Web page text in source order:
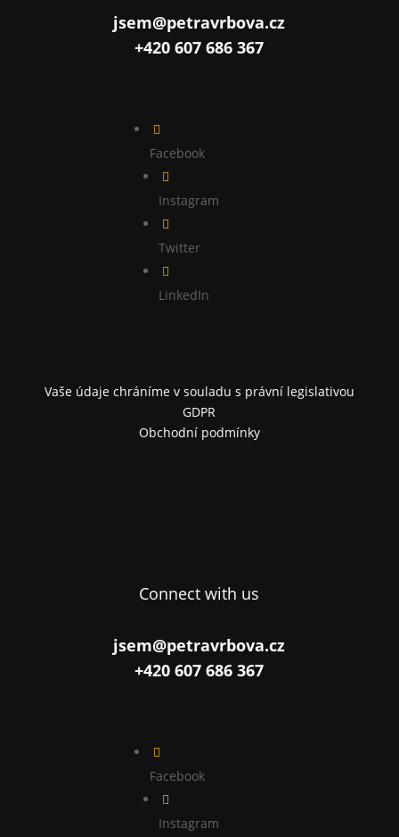
jsem@petravrbova.cz
+420 607 686 367

Facebook

Instagram

Twitter

LinkedIn
Vaše údaje chráníme v souladu s právní legislativou
GDPR
Obchodní podmínky
Connect with us
jsem@petravrbova.cz
+420 607 686 367

Facebook

Instagram